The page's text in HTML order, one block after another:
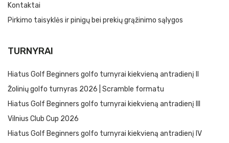
Kontaktai
Pirkimo taisyklės ir pinigų bei prekių grąžinimo sąlygos
TURNYRAI
Hiatus Golf Beginners golfo turnyrai kiekvieną antradienį II
Žolinių golfo turnyras 2026 | Scramble formatu
Hiatus Golf Beginners golfo turnyrai kiekvieną antradienį III
Vilnius Club Cup 2026
Hiatus Golf Beginners golfo turnyrai kiekvieną antradienį IV